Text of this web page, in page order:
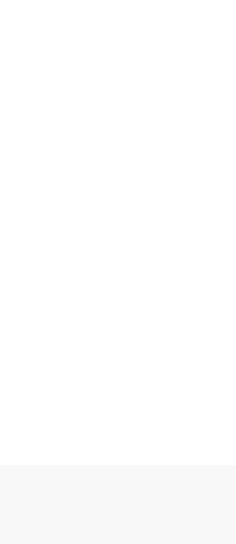
- Vestido (Poá